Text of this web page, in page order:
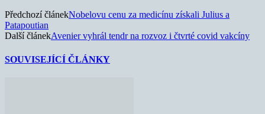
Předchozí článekNobelovu cenu za medicínu získali Julius a
Patapoutian
Další článekAvenier vyhrál tendr na rozvoz i čtvrté covid vakcíny
SOUVISEJÍCÍ ČLÁNKY